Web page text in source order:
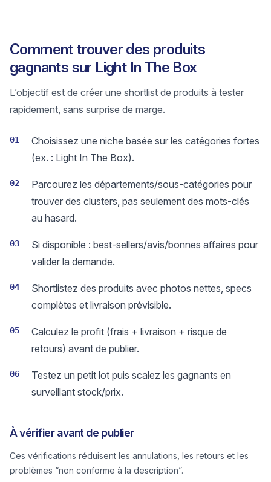
Comment trouver des produits
gagnants sur Light In The Box
L’objectif est de créer une shortlist de produits à tester
rapidement, sans surprise de marge.
01
Choisissez une niche basée sur les catégories fortes
(ex. : Light In The Box).
02
Parcourez les départements/sous-catégories pour
trouver des clusters, pas seulement des mots-clés
au hasard.
03
Si disponible : best-sellers/avis/bonnes affaires pour
valider la demande.
04
Shortlistez des produits avec photos nettes, specs
complètes et livraison prévisible.
05
Calculez le profit (frais + livraison + risque de
retours) avant de publier.
06
Testez un petit lot puis scalez les gagnants en
surveillant stock/prix.
À vérifier avant de publier
Ces vérifications réduisent les annulations, les retours et les
problèmes “non conforme à la description”.